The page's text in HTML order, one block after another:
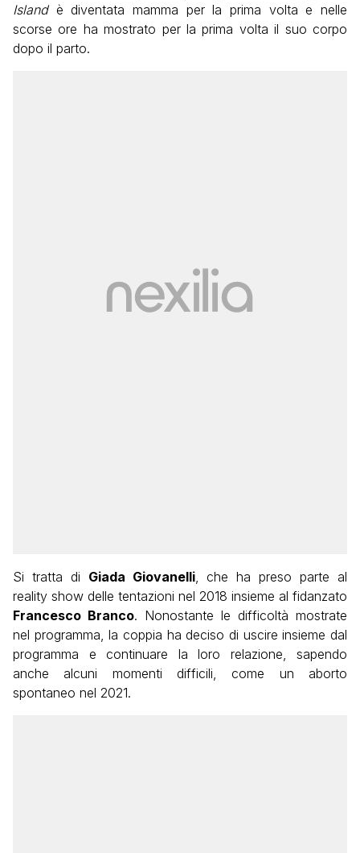
Islandè diventata mamma per la prima volta e nelle
scorse ore ha mostrato per la prima volta il suo corpo
dopo il parto.
Si tratta di Giada Giovanelli, che ha preso parte al
reality show delle tentazioni nel 2018 insieme al fidanzato
Francesco Branco. Nonostante le difficoltà mostrate
nel programma, la coppia ha deciso di uscire insieme dal
programma e continuare la loro relazione, sapendo
anche alcuni momenti difficili, come un aborto
spontaneo nel 2021.